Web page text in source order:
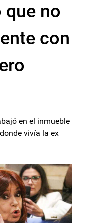
no
con
en el inmueble
vivía la ex